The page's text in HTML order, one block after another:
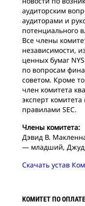
аудиторским
аудиторами и
потенциального
Все члены
независимости,
ценных бумаг
по вопросам
советом. Кроме
член комитета
эксперт комитета
правилами SEC.
Члены комитета:
Дэвид В.
— младший,
Скачать устав
КОМИТЕТ ПО